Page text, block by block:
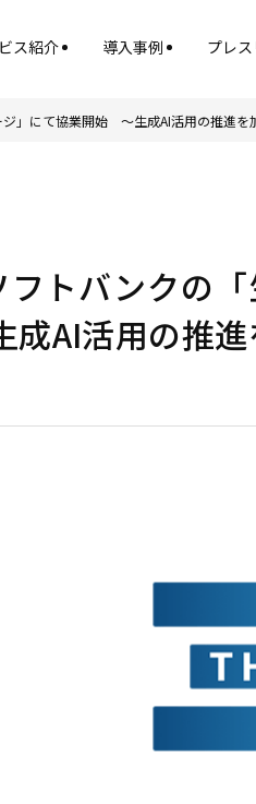
ス紹介 導入事例 プレ
」にて協業開始 ～生成AI活用の推進を
フトバンクの
AI活用の推進